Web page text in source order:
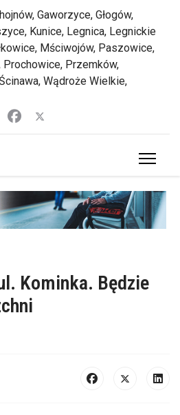
Gaworzyce, Głogów,
Kunice, Legnica, Legnickie
Mściwojów, Paszowice,
Przemków,
Wądroże Wielkie,
Kominka. Będzie